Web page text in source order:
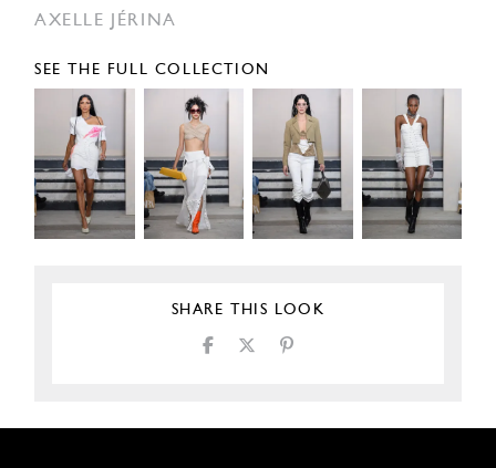
AXELLE JÉRINA
SEE THE FULL COLLECTION
SHARE THIS LOOK